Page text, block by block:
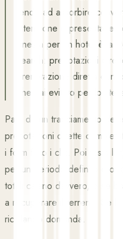
tende ad assorbire
intenzione e presentarle
onesta per un hotel è la
search: prenotazioni
prenotazione diretta
che hai evitato per lo
Parti da un tracciamento
prenotazioni dirette
i form fill o i clic. Poi testa
per un periodo definito e
totali calano davvero, o se
a recuperare il terreno. Se
riciclando domanda.